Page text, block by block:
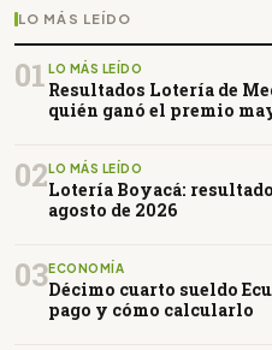
LO MÁS LEÍDO
01 LO MÁS LEÍDO
Resultados Lotería de
quién ganó el premio
02 LO MÁS LEÍDO
Lotería Boyacá:
agosto de 2026
03ECONOMÍA
Décimo cuarto sueldo
pago y cómo calcularlo